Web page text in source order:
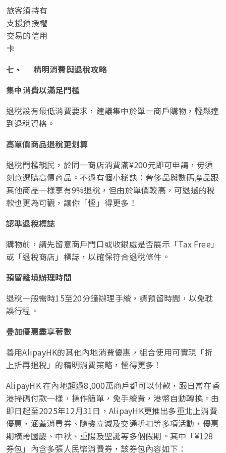
旅客須持有
支援預授權
交易的信用
卡
七、 精明消費與退稅攻略
集中消費以滿足門檻
退稅設有最低消費要求，建議集中於單一商戶購物，輕鬆達
到退稅資格。
高單價商品退稅更划算
退稅門檻親民，於同一商店消費滿¥200元即可申請，毋須
刻意選購高價商品。不過有個小秘訣：奢侈品與數碼產品跟
其他商品一樣享有9%退稅，但由於單價較高，可退還的稅
款也更為可觀，讓你「慳」得更多！
認準退稅標誌
購物前，請先留意商戶門口或收銀處是否展示「Tax Free」
或「退稅商店」標誌，以確保符合退稅條件。
預留離境辦理時間
退稅一般需時15至20分鐘辦理手續，請預留時間，以免耽
誤行程。
疊加優惠盡享著數
善用AlipayHK的其他內地消費優惠，組合使用可實現「折
上折再退稅」的精明消費策略，慳得更多！
AlipayHK 在內地超過8,000萬商戶都可以付款，跟日常在香
港掃碼付款一樣，操作簡單，免手續費，港幣自動轉換。由
即日起至2025年12月31日，AlipayHK更推出多重北上消費
優惠，涵蓋消費券、隨機立減及交通折扣等多項活動，優惠
期橫跨國慶、中秋、重陽及聖誕等多個假期。其中「¥128
券包」內含多張人民幣消費券，該券包內容如下：